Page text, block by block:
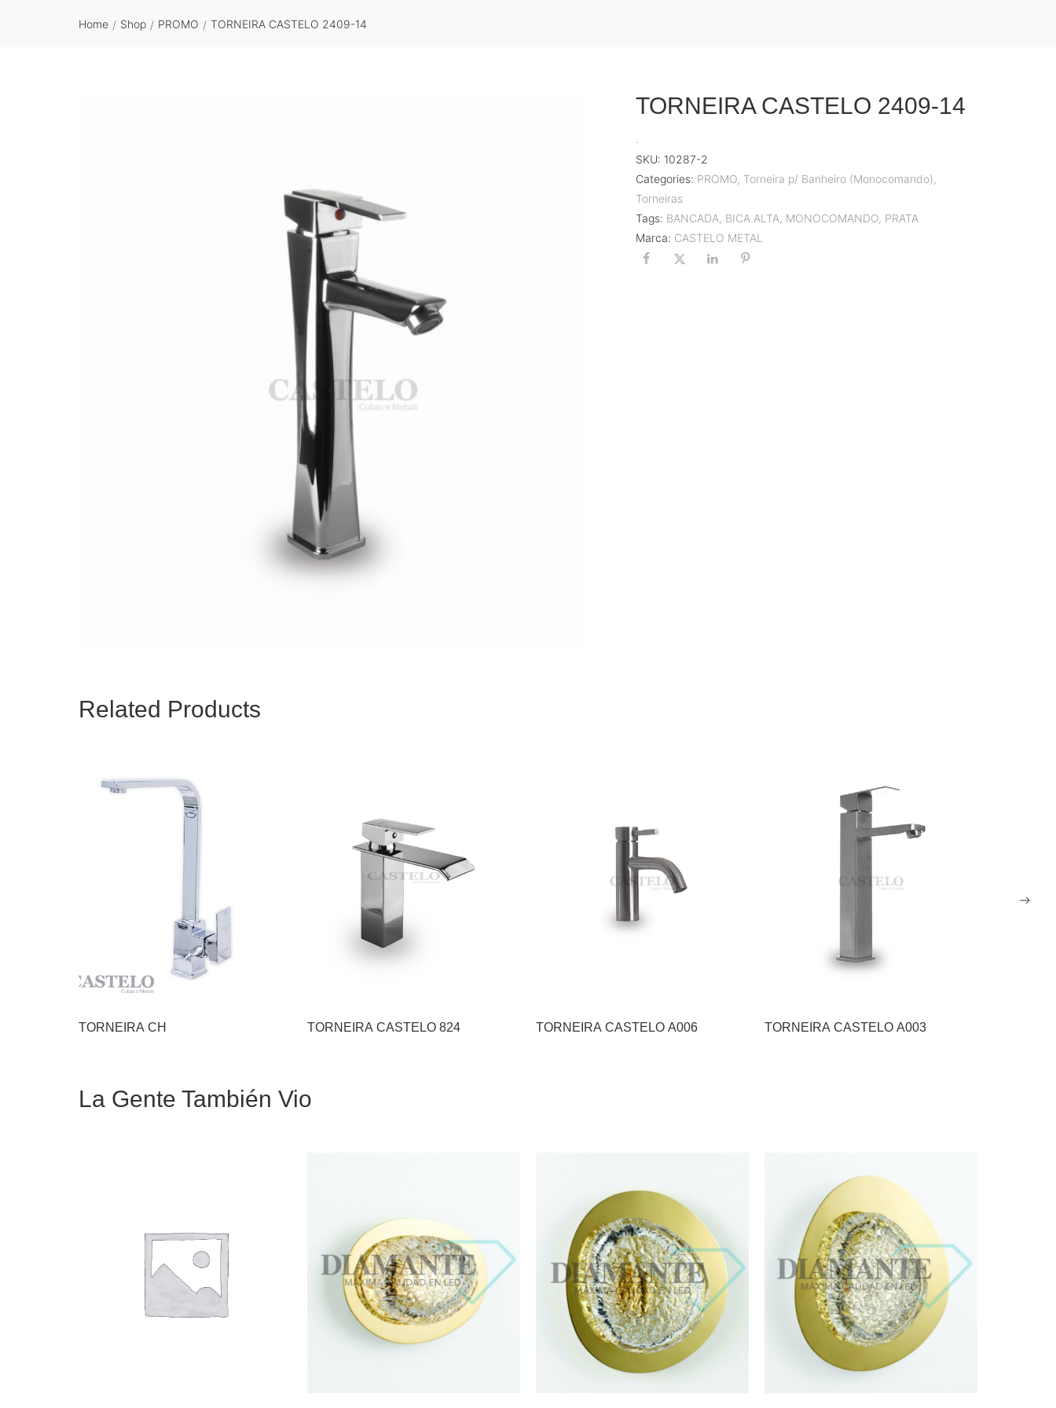
Home / Shop / PROMO / TORNEIRA CASTELO 2409-14
TORNEIRA CASTELO 2409-14
.
SKU: 10287-2
Categories: PROMO, Torneira p/ Banheiro (Monocomando),
Torneiras
Tags: BANCADA, BICA ALTA, MONOCOMANDO, PRATA
Marca: CASTELO METAL
Related Products
TORNEIRA CH TORNEIRA CASTELO 824 TORNEIRA CASTELO A006 TORNEIRA CASTELO A003
La Gente También Vio